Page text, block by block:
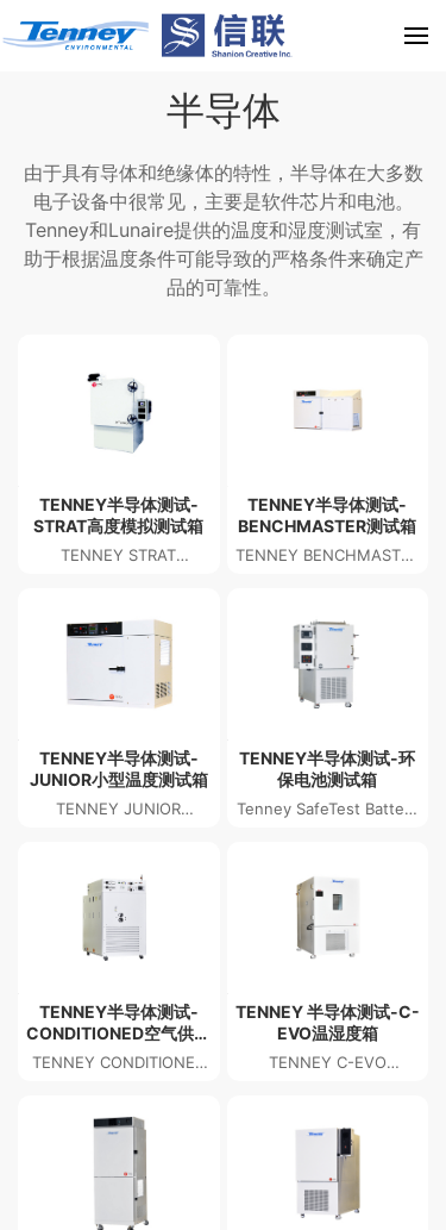
半导体
由于具有导体和绝缘体的特性，半导体在大多数
电子设备中很常见，主要是软件芯片和电池。
Tenney和Lunaire提供的温度和湿度测试室，有
助于根据温度条件可能导致的严格条件来确定产
品的可靠性。
TENNEY半导体测试-
STRAT高度模拟测试箱
TENNEY STRAT
TENNEY半导体测试-
BENCHMASTER测试箱
TENNEY BENCHMASTER
TENNEY半导体测试-
JUNIOR小型温度测试箱
TENNEY JUNIOR
CHAMBER
TENNEY半导体测试-环
保电池测试箱
Tenney SafeTest Battery
TENNEY半导体测试-
CONDITIONED空气供应
系统
TENNEY CONDITIONED
TENNEY 半导体测试-C-
EVO温湿度箱
TENNEY C-EVO